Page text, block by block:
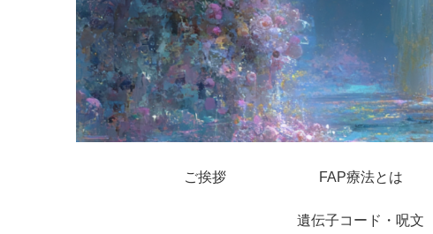
ご挨拶 FAP療法とは
遺伝子コード・呪文